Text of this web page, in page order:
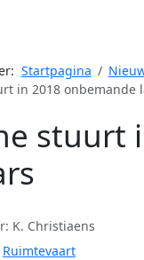
Startpagina
in 2018 onbemande
stuurt
K. Christiaens
Ruimtevaart